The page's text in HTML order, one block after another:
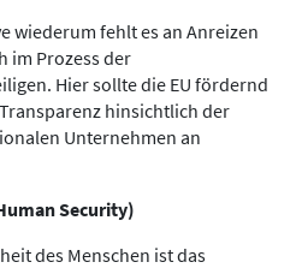
wiederum fehlt es an Anreizen
im Prozess der
Hier sollte die EU fördernd
hinsichtlich der
Unternehmen an
Security)
des Menschen ist das